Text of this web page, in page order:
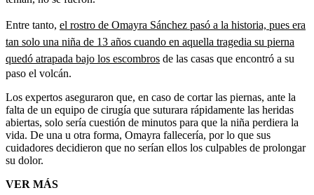
Entre tanto, el rostro de Omayra Sánchez pasó a la historia, pues era
tan solo una niña de 13 años cuando en aquella tragedia su pierna
quedó atrapada bajo los escombros de las casas que encontró a su
paso el volcán.
Los expertos aseguraron que, en caso de cortar las piernas, ante la
falta de un equipo de cirugía que suturara rápidamente las heridas
abiertas, solo sería cuestión de minutos para que la niña perdiera la
vida. De una u otra forma, Omayra fallecería, por lo que sus
cuidadores decidieron que no serían ellos los culpables de prolongar
su dolor.
VER MÁS